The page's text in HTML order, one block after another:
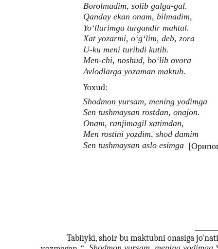
Borolmadim, solib galga-gal.
Qanday ekan onam, bilmadim,
Yo‘llarimga turgandir mahtal.
Xat yozarmi, o‘g‘lim, deb, zora
U-ku meni turibdi kutib.
Men-chi, noshud, bo‘lib ovora
Avlodlarga yozaman maktub.
Yoxud:
Shodmon yursam, mening yodimga
Sen tushmaysan rostdan, onajon.
Onam, ranjimagil xatimdan,
Men rostini yozdim, shod damim
Sen tushmaysan aslo esimga
Tabiiyki, shoir bu maktubni onasiga